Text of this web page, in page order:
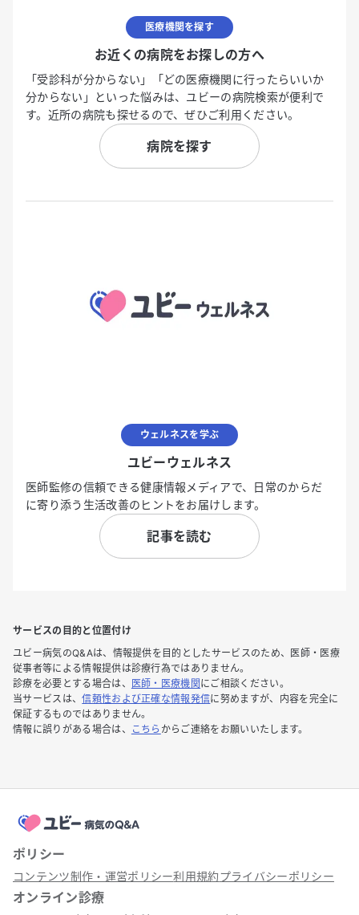
医療機関を探す
お近くの病院をお探しの方へ
「受診科が分からない」「どの医療機関に行ったらいいか
分からない」といった悩みは、ユビーの病院検索が便利で
す。近所の病院も探せるので、ぜひご利用ください。
病院を探す
ウェルネスを学ぶ
ユビーウェルネス
医師監修の信頼できる健康情報メディアで、日常のからだ
に寄り添う生活改善のヒントをお届けします。
記事を読む
サービスの目的と位置付け
ユビー病気のQ&Aは、情報提供を目的としたサービスのため、医師・医療
従事者等による情報提供は診療行為ではありません。
診療を必要とする場合は、
医師・医療機関 にご相談ください。
当サービスは、信頼性および正確な情報発信に努めますが、内容を完全に
保証するものではありません。
情報に誤りがある場合は、
こちら からご連絡をお願いいたします。
ポリシー
コンテンツ制作・運営ポリシー利用規約プライバシーポリシー
オンライン診療